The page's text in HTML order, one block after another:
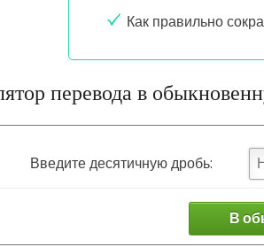
Как правильно
перевода в
Введите десятичную дробь:
В